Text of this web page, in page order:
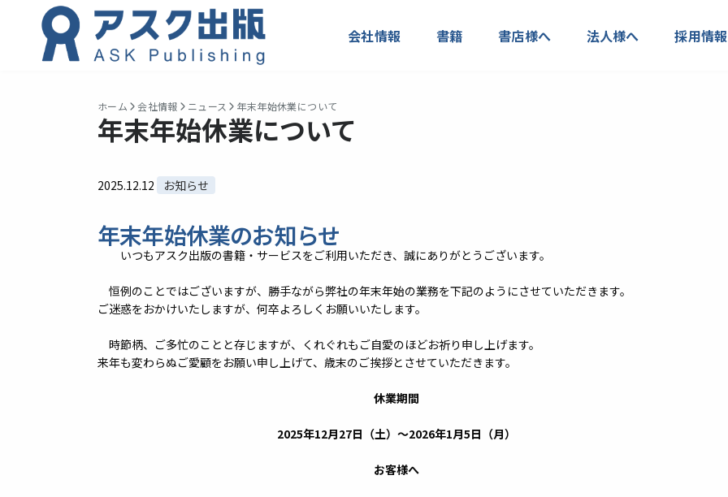
会社情報 書籍 書店様へ 法人様へ 採用情報
ホーム 会社情報 ニュース 年末年始休業について
年末年始休業について
2025.12.12 お知らせ
年末年始休業のお知らせ
いつもアスク出版の書籍・サービスをご利用いただき、誠にありがとうございます。
恒例のことではございますが、勝手ながら弊社の年末年始の業務を下記のようにさせていただきます。
ご迷惑をおかけいたしますが、何卒よろしくお願いいたします。
時節柄、ご多忙のことと存じますが、くれぐれもご自愛のほどお祈り申し上げます。
来年も変わらぬご愛顧をお願い申し上げて、歳末のご挨拶とさせていただきます。
休業期間
2025年12月27日（土）～2026年1月5日（月）
お客様へ